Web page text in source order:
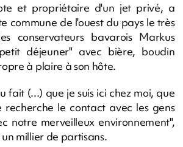
et propriétaire d'un jet privé, a
commune de l'ouest du pays le très
conservateurs bavarois Markus
déjeuner" avec bière, boudin
à plaire à son hôte.
fait (...) que je suis ici chez moi, que
recherche le contact avec les gens
notre merveilleux environnement",
millier de partisans.